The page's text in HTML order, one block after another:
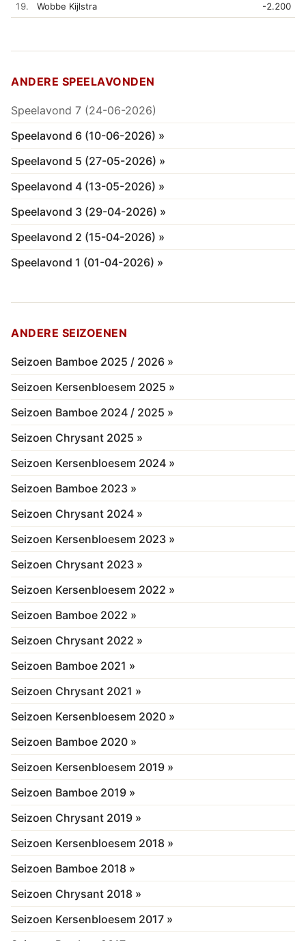
19. Wobbe Kijlstra -2.200
ANDERE SPEELAVONDEN
Speelavond 7 (24-06-2026)
Speelavond 6 (10-06-2026) »
Speelavond 5 (27-05-2026) »
Speelavond 4 (13-05-2026) »
Speelavond 3 (29-04-2026) »
Speelavond 2 (15-04-2026) »
Speelavond 1 (01-04-2026) »
ANDERE SEIZOENEN
Seizoen Bamboe 2025 / 2026 »
Seizoen Kersenbloesem 2025 »
Seizoen Bamboe 2024 / 2025 »
Seizoen Chrysant 2025 »
Seizoen Kersenbloesem 2024 »
Seizoen Bamboe 2023 »
Seizoen Chrysant 2024 »
Seizoen Kersenbloesem 2023 »
Seizoen Chrysant 2023 »
Seizoen Kersenbloesem 2022 »
Seizoen Bamboe 2022 »
Seizoen Chrysant 2022 »
Seizoen Bamboe 2021 »
Seizoen Chrysant 2021 »
Seizoen Kersenbloesem 2020 »
Seizoen Bamboe 2020 »
Seizoen Kersenbloesem 2019 »
Seizoen Bamboe 2019 »
Seizoen Chrysant 2019 »
Seizoen Kersenbloesem 2018 »
Seizoen Bamboe 2018 »
Seizoen Chrysant 2018 »
Seizoen Kersenbloesem 2017 »